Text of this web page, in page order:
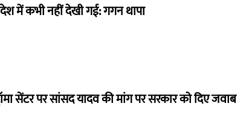
में कभी नहीं देखी गई: गगन थापा
सेंटर पर सांसद यादव की मांग पर सरकार को दिए जवाब